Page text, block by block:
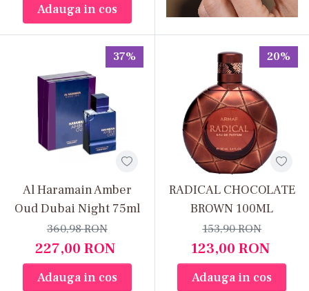
Adauga in cos
37%
Al Haramain Amber
Oud Dubai Night 75ml
227,00RON
360,98RON
Adauga in cos
20%
RADICAL CHOCOLATE
BROWN 100ML
123,00 RON
153,90RON
Adauga in cos